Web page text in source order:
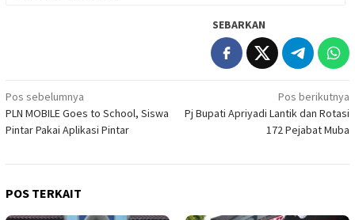
SEBARKAN
Navigasi
pos
Pos sebelumnya
PLN MOBILE Goes to School, Siswa
Pintar Pakai Aplikasi Pintar
Pos berikutnya
Pj Bupati Apriyadi Lantik dan Rotasi
172 Pejabat Muba
POS TERKAIT